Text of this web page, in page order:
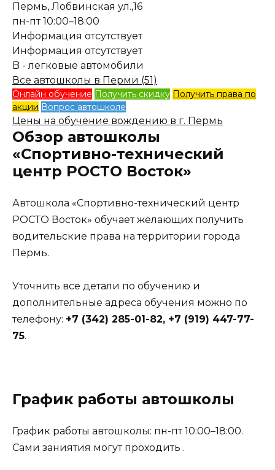
Пермь, Лобвинская ул.,16
пн-пт 10:00–18:00
Информация отсутствует
Информация отсутствует
B - легковые автомобили
Все автошколы в Перми (51)
Онлайн обучение Получить скидку Получить права по
акции Вопрос автошколе
Цены на обучение вождению в г. Пермь
Обзор автошколы
«Спортивно-технический
центр РОСТО Восток»
Автошкола «Спортивно-технический центр
РОСТО Восток» обучает желающих получить
водительские права на территории города
Пермь.
Уточнить все детали по обучению и
дополнительные адреса обучения можно по
телефону: +7 (342) 285-01-82, +7 (919) 447-77-
75.
График работы автошколы
График работы автошколы: пн-пт 10:00–18:00.
Сами заниятия могут проходить .